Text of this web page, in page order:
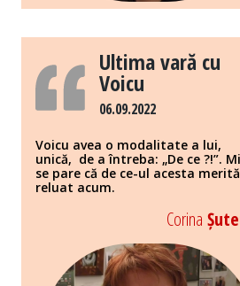
Ultima vară cu
Voicu
06.09.2022
Voicu avea o modalitate a lui,
unică, de a întreba: „De ce ?!”. Mi
se pare că de ce-ul acesta merită
reluat acum.
Corina